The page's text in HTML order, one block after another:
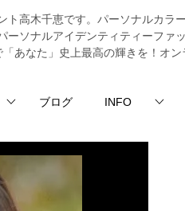
高木千恵です。パーソナルカラー
ーソナルアイデンティティーファ
あなた」史上最高の輝きを！オン
ブログ INFO